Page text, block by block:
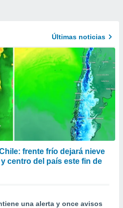
Últimas noticias
frente frío dejará nieve
centro del país este fin de
una alerta y once avisos